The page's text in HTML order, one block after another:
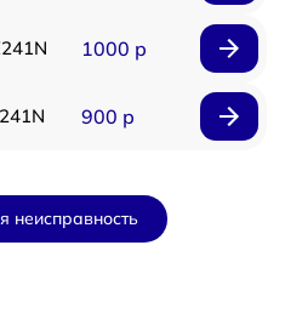
1000 р
900 р
неисправность